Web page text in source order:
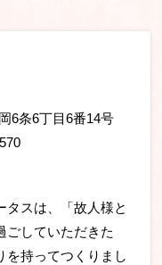
6条6丁目6番14号
タスは、「故人様と
ごしていただきた
を持ってつくりまし